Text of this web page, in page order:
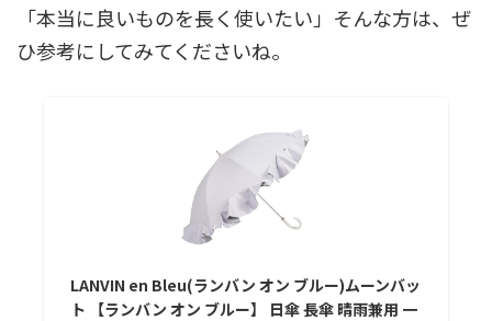
「本当に良いものを長く使いたい」そんな方は、ぜ
ひ参考にしてみてくださいね。
LANVIN en Bleu(ランバン オン ブルー)ムーンバッ
ト 【ランバン オン ブルー】 日傘 長傘 晴雨兼用 一